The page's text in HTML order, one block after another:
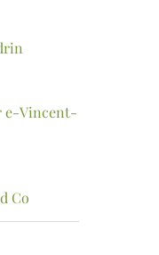
e-Vincent-
Co